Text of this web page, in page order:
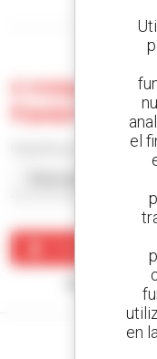
0 máquina
Equipment,
Ningún
el
en